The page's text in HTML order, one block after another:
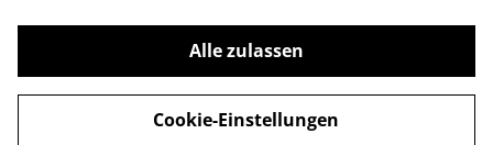
©2026TeeMagazin
powered by
Alle zulassen
Cookie-Einstellungen